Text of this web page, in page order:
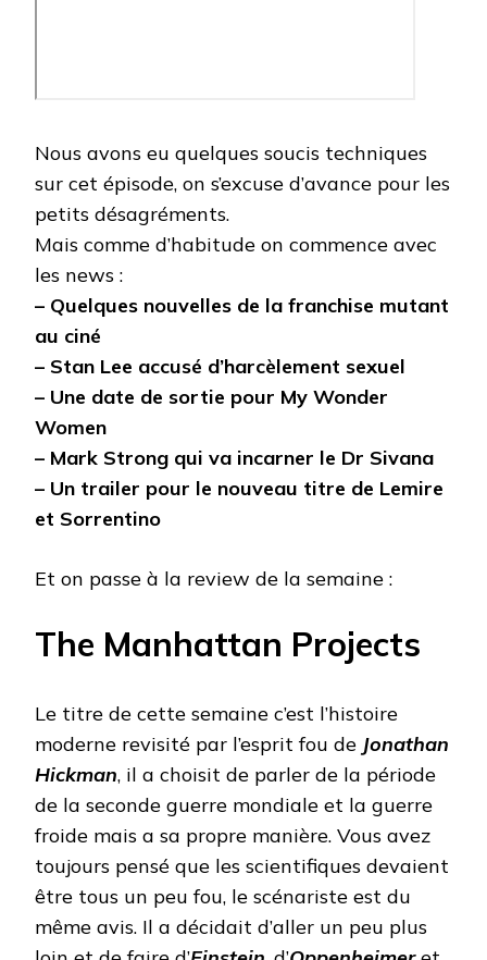
Nous avons eu quelques soucis techniques
sur cet épisode, on s’excuse d’avance pour les
petits désagréments.
Mais comme d’habitude on commence avec
les news :
– Quelques nouvelles de la franchise mutant
au ciné
– Stan Lee accusé d’harcèlement sexuel
– Une date de sortie pour My Wonder
Women
– Mark Strong qui va incarner le Dr Sivana
– Un trailer pour le nouveau titre de Lemire
et Sorrentino
Et on passe à la review de la semaine :
The Manhattan Projects
Le titre de cette semaine c’est l’histoire
moderne revisité par l’esprit fou de Jonathan
Hickman, il a choisit de parler de la période
de la seconde guerre mondiale et la guerre
froide mais a sa propre manière. Vous avez
toujours pensé que les scientifiques devaient
être tous un peu fou, le scénariste est du
même avis. Il a décidait d’aller un peu plus